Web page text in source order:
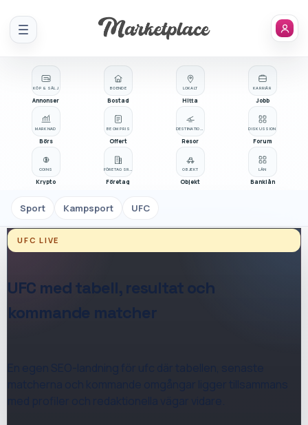
Meny
KÖP & SÄLJ
Annonser
BOENDE
Bostad
OBJEKT
Objekt
BE OM PRIS
Offert
Företag
LÅN
Banklån
MARKNAD
Börs
LOKALT
Hitta
KARRIÄR
Jobb
Resor
COINS
Krypto
DISKUSSION
Forum
Sport Kampsport UFC
UFC LIVE
UFCmed tabell, resultat och
kommande matcher